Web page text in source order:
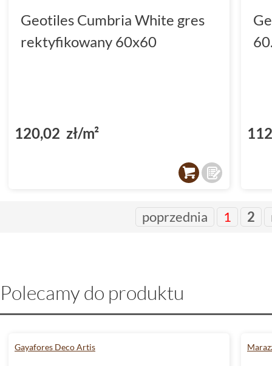
Geotiles Cumbria White gres
rektyfikowany 60x60
120,02 zł/m²
poprzednia 1 2
Polecamy do produktu
Gayafores Deco Artis